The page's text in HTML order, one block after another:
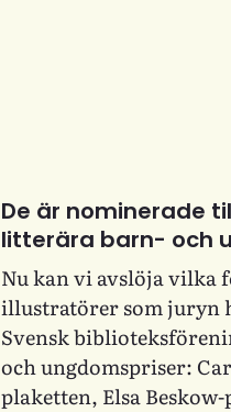
De är nominerade
litterära barn- och
Nu kan vi avslöja vilka
illustratörer som juryn
Svensk
och ungdomspriser:
plaketten, Elsa